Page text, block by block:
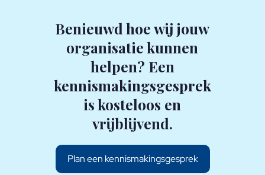
Benieuwd hoe wij jouw
organisatie kunnen
helpen? Een
kennismakingsgesprek
is kosteloos en
vrijblijvend.
Plan een kennismakingsgesprek